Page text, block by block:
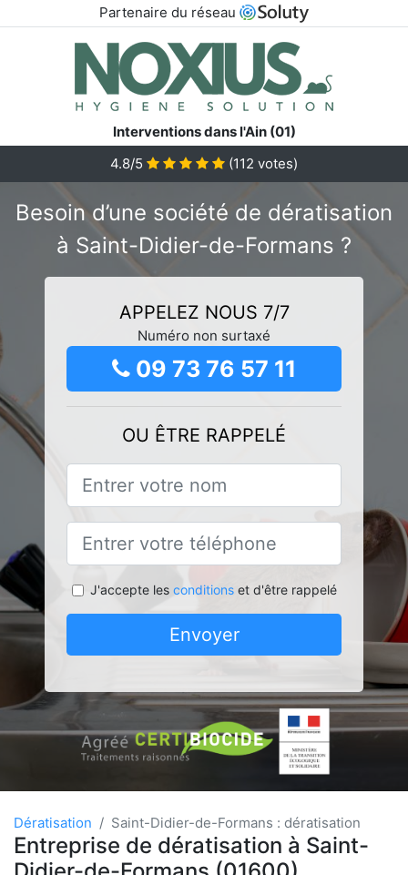
Partenaire du réseau
Interventions dans l'Ain (01)
4.8/5
(112 votes)
Besoin d’une société de dératisation
à Saint-Didier-de-Formans ?
APPELEZ NOUS 7/7
Numéro non surtaxé
09 73 76 57 11
OU ÊTRE RAPPELÉ
J'accepte les conditionset d'être rappelé
Envoyer
Dératisation Saint-Didier-de-Formans : dératisation
Entreprise de dératisation à Saint-